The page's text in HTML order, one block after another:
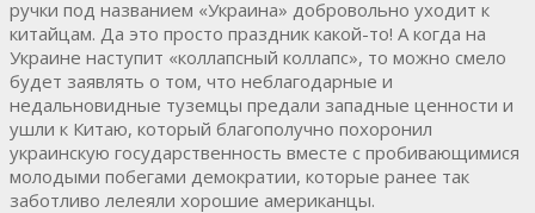
ручки под названием «Украина» добровольно уходит к
китайцам. Да это просто праздник какой-то! А когда на
Украине наступит «коллапсный коллапс», то можно смело
будет заявлять о том, что неблагодарные и
недальновидные туземцы предали западные ценности и
ушли к Китаю, который благополучно похоронил
украинскую государственность вместе с пробивающимися
молодыми побегами демократии, которые ранее так
заботливо лелеяли хорошие американцы.